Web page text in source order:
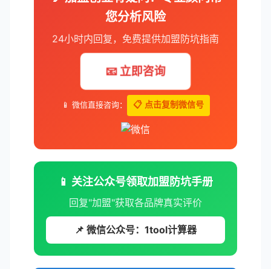
您分析风险
24小时内回复，免费提供加盟防坑指南
📧 立即咨询
📱 微信直接咨询： 📋 点击复制微信号
📱 关注公众号领取加盟防坑手册
回复"加盟"获取各品牌真实评价
📌 微信公众号：1tool计算器